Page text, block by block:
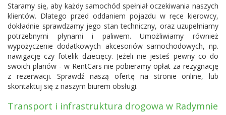
Staramy się, aby każdy samochód spełniał oczekiwania naszych
klientów. Dlatego przed oddaniem pojazdu w ręce kierowcy,
dokładnie sprawdzamy jego stan techniczny, oraz uzupełniamy
potrzebnymi płynami i paliwem. Umożliwiamy również
wypożyczenie dodatkowych akcesoriów samochodowych, np.
nawigację czy fotelik dziecięcy. Jeżeli nie jesteś pewny co do
swoich planów - w RentCars nie pobieramy opłat za rezygnację
z rezerwacji. Sprawdź naszą ofertę na stronie online, lub
skontaktuj się z naszym biurem obsługi.
Transport i infrastruktura drogowa w Radymnie